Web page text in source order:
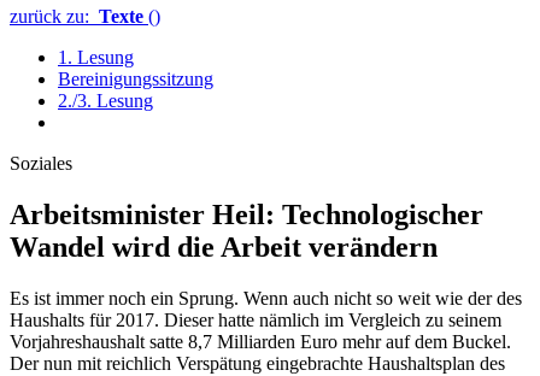
zurück zu: Texte ()
1. Lesung
Bereinigungssitzung
2./3. Lesung
Soziales
Arbeits­minister Heil: Techno­logi­scher
Wan­del wird die Ar­beit ver­ändern
Es ist immer noch ein Sprung. Wenn auch nicht so weit wie der des
Haushalts für 2017. Dieser hatte nämlich im Vergleich zu seinem
Vorjahreshaushalt satte 8,7 Milliarden Euro mehr auf dem Buckel.
Der nun mit reichlich Verspätung eingebrachte Haushaltsplan des